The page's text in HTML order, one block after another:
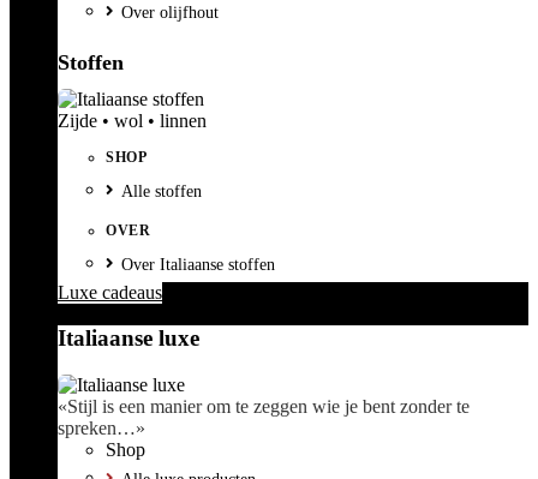
Over olijfhout
Stoffen
Zijde • wol • linnen
SHOP
Alle stoffen
OVER
Over Italiaanse stoffen
Luxe cadeaus
Italiaanse luxe
«Stijl is een manier om te zeggen wie je bent zonder te
spreken…»
Shop